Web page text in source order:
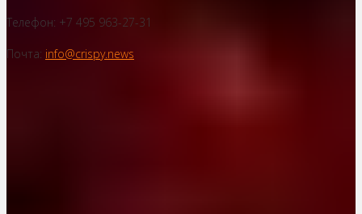
Телефон: +7 495 963-27-31
Почта: info@crispy.news